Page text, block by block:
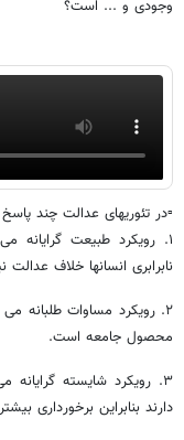
وجودی و ... است؟
▫️در تئوریهای عدالت چند
۱. رویکرد طبیعت گرایانه
نابرابری انسانها خلاف
۲. رویکرد مساوات طلبانه
محصول جامعه است.
۳. رویکرد شایسته
دارند بنابراین برخورداری